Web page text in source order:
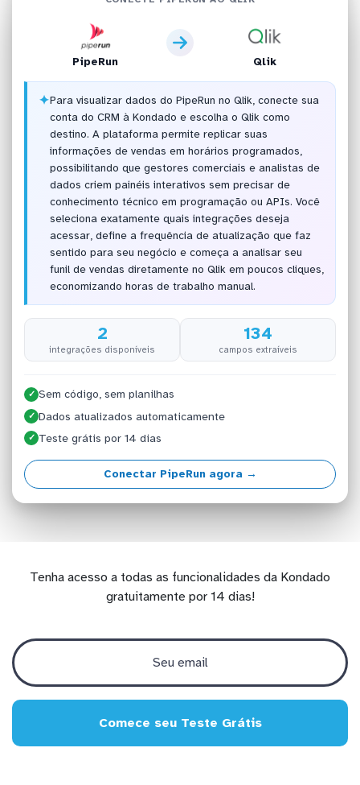
PipeRun Qlik
✦Para visualizar dados do PipeRun no Qlik, conecte sua
conta do CRM à Kondado e escolha o Qlik como
destino. A plataforma permite replicar suas
informações de vendas em horários programados,
possibilitando que gestores comerciais e analistas de
dados criem painéis interativos sem precisar de
conhecimento técnico em programação ou APIs. Você
seleciona exatamente quais integrações deseja
acessar, define a frequência de atualização que faz
sentido para seu negócio e começa a analisar seu
funil de vendas diretamente no Qlik em poucos cliques,
economizando horas de trabalho manual.
2
integrações disponíveis
134
campos extraíveis
✓ Sem código, sem planilhas
✓ Dados atualizados automaticamente
✓ Teste grátis por 14 dias
Conectar PipeRun agora →
Tenha acesso a todas as funcionalidades da Kondado
gratuitamente por 14 dias!
Comece seu Teste Grátis